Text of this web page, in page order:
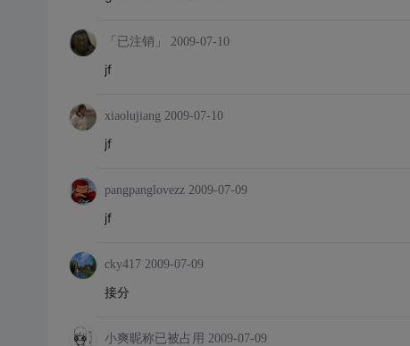
「已注销」 2009-07-10
jf
xiaolujiang 2009-07-10
jf
pangpanglovezz 2009-07-09
jf
cky417 2009-07-09
接分
小爽昵称已被占用 2009-07-09